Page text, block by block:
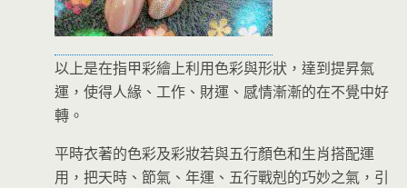
以上是在指甲彩繪上利用色彩與形狀，達到提昇氣
運，使得人緣、工作、財運、感情漸漸的在不覺中好
轉。
平時衣著的色彩及彩妝若與五行顏色和生肖搭配運
用，把天時、節氣、年運、五行戰剋的巧妙之氣，引